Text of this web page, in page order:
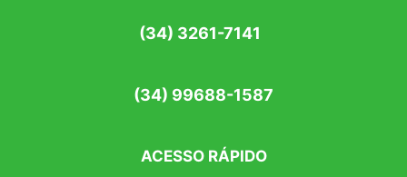
(34) 3261-7141
(34) 99688-1587
ACESSO RÁPIDO